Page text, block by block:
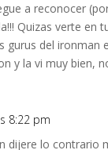
a reconocer
Quizas verte en
gurus del ironman
y la vi muy bien,
8:22 pm
dijere lo contrario